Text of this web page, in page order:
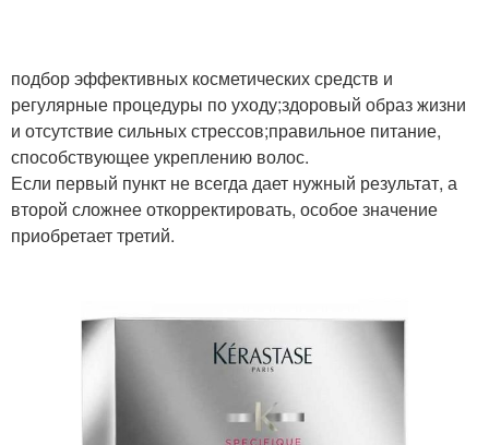
подбор эффективных косметических средств и
регулярные процедуры по уходу;здоровый образ жизни
и отсутствие сильных стрессов;правильное питание,
способствующее укреплению волос.
Если первый пункт не всегда дает нужный результат, а
второй сложнее откорректировать, особое значение
приобретает третий.